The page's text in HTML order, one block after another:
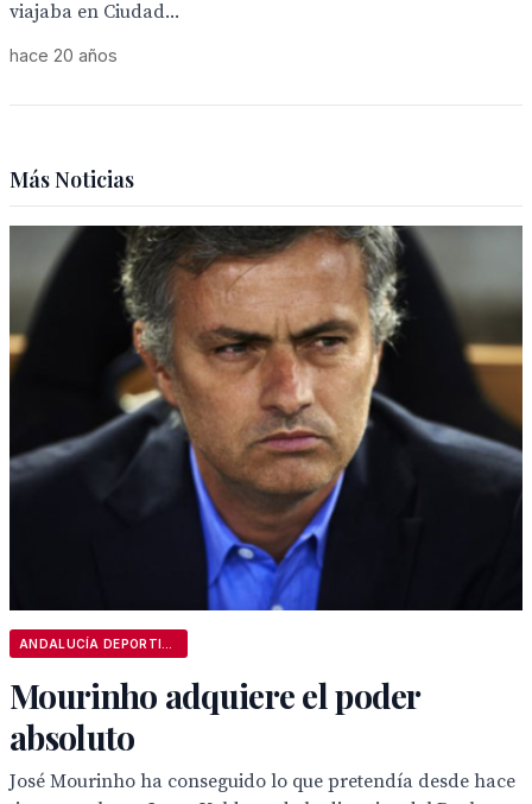
viajaba en Ciudad...
hace 20 años
Más Noticias
Mourinho adquiere el poder
absoluto
José Mourinho ha conseguido lo que pretendía desde hace